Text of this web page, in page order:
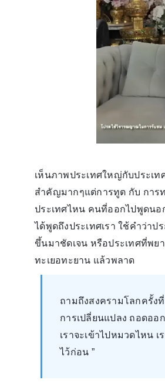
เห็นภาพประเทศใหญ่กับประเท
สำคัญมากๆแต่การทูต กับ การ
ประเทศไหน คนที่ออกไปพูดนอ
ได้พูดถึงประเทศเรา ใช้คำว่า
ขึ้นมาชัดเจน หรือประเทศที่พย
ทะเยอทะยาน แล้วพลาด
ถามถึงสงครามโลกครั้ง
การเปลี่ยนแปลง ถอดอ
เราจะเข้าไปหมวดไหน
ไว้ก่อน ”